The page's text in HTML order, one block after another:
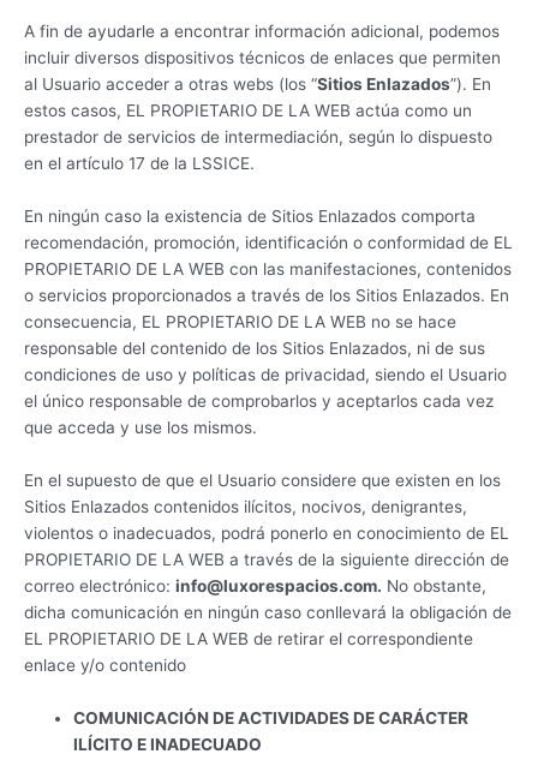
A fin de ayudarle a encontrar información adicional, podemos
incluir diversos dispositivos técnicos de enlaces que permiten
al Usuario acceder a otras webs (los “Sitios Enlazados”). En
estos casos, EL PROPIETARIO DE LA WEB actúa como un
prestador de servicios de intermediación, según lo dispuesto
en el artículo 17 de la LSSICE.
En ningún caso la existencia de Sitios Enlazados comporta
recomendación, promoción, identificación o conformidad de EL
PROPIETARIO DE LA WEB con las manifestaciones, contenidos
o servicios proporcionados a través de los Sitios Enlazados. En
consecuencia, EL PROPIETARIO DE LA WEB no se hace
responsable del contenido de los Sitios Enlazados, ni de sus
condiciones de uso y políticas de privacidad, siendo el Usuario
el único responsable de comprobarlos y aceptarlos cada vez
que acceda y use los mismos.
En el supuesto de que el Usuario considere que existen en los
Sitios Enlazados contenidos ilícitos, nocivos, denigrantes,
violentos o inadecuados, podrá ponerlo en conocimiento de EL
PROPIETARIO DE LA WEB a través de la siguiente dirección de
correo electrónico: info@luxorespacios.com. No obstante,
dicha comunicación en ningún caso conllevará la obligación de
EL PROPIETARIO DE LA WEB de retirar el correspondiente
enlace y/o contenido
COMUNICACIÓN DE ACTIVIDADES DE CARÁCTER
ILÍCITO E INADECUADO